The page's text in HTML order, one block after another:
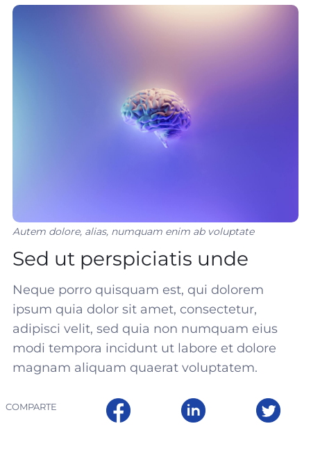
Autem dolore, alias, numquam enim ab voluptate
Sed ut perspiciatis unde
Neque porro quisquam est, qui dolorem
ipsum quia dolor sit amet, consectetur,
adipisci velit, sed quia non numquam eius
modi tempora incidunt ut labore et dolore
magnam aliquam quaerat voluptatem.
COMPARTE